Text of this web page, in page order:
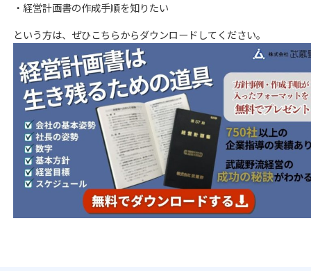
・経営計画書の作成手順を知りたい
という方は、ぜひこちらからダウンロードしてください。